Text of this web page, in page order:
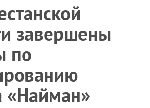
завершены
по
«Найман»